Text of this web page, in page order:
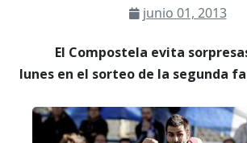
junio 01, 2013
El Compostela evita
lunes en el sorteo de la segunda